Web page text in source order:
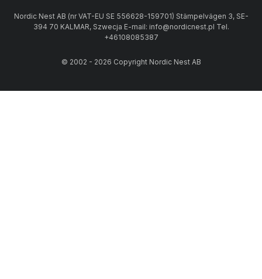
Nordic Nest AB (nr VAT-EU SE 556628-159701) Stämpelvägen 3, SE-
394 70 KALMAR, Szwecja E-mail: info@nordicnest.pl Tel.
+46108085387
© 2002 - 2026 Copyright Nordic Nest AB